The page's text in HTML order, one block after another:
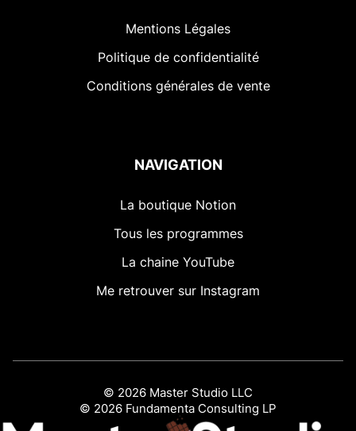
Mentions Légales
Politique de confidentialité
Conditions générales de vente
NAVIGATION
La boutique Notion
Tous les programmes
La chaine YouTube
Me retrouver sur Instagram
© 2026 Master Studio LLC
© 2026 Fundamenta Consulting LP